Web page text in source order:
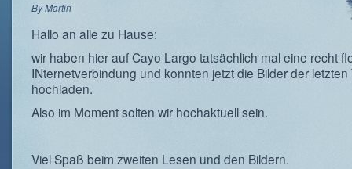
ByMartin
Hallo an alle zu Hause:
wir haben hier auf Cayo Largo tatsächlich mal eine recht
INternetverbindung und konnten jetzt die Bilder der letzten
hochladen.
Also im Moment solten wir hochaktuell sein.
Viel Spaß beim zweiten Lesen und den Bildern.